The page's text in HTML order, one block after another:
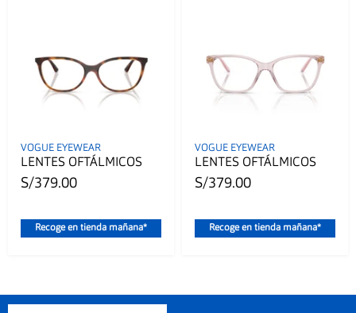
VOGUE EYEWEAR
LENTES OFTÁLMICOS
S/379.00
Recoge en tienda mañana*
VOGUE EYEWEAR
LENTES OFTÁLMICOS
S/379.00
Recoge en tienda mañana*